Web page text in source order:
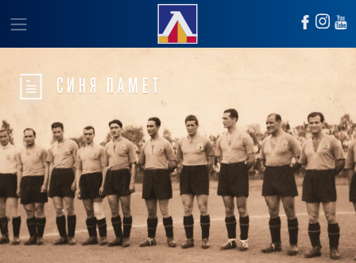
СИНЯ ПАМЕТ